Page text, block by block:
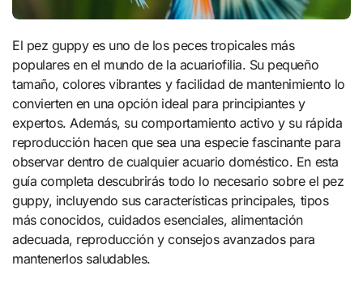
El pez guppy es uno de los peces tropicales más
populares en el mundo de la acuariofilia. Su pequeño
tamaño, colores vibrantes y facilidad de mantenimiento lo
convierten en una opción ideal para principiantes y
expertos. Además, su comportamiento activo y su rápida
reproducción hacen que sea una especie fascinante para
observar dentro de cualquier acuario doméstico. En esta
guía completa descubrirás todo lo necesario sobre el pez
guppy, incluyendo sus características principales, tipos
más conocidos, cuidados esenciales, alimentación
adecuada, reproducción y consejos avanzados para
mantenerlos saludables.